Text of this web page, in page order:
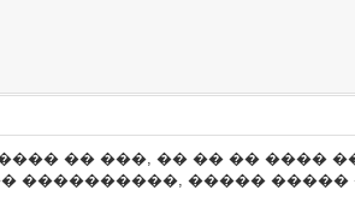
�� ���, �� �� �� ����
����������, �����